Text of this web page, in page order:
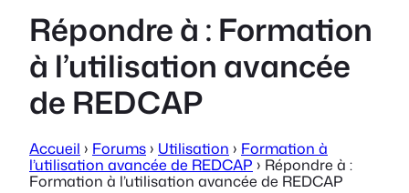
Répondre à : Formation
à l’utilisation avancée
de REDCAP
Accueil › Forums› Utilisation › Formation à
l’utilisation avancée de REDCAP › Répondre à :
Formation à l’utilisation avancée de REDCAP